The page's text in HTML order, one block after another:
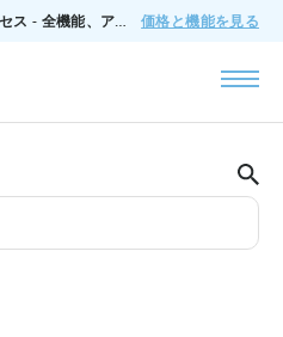
🔥月額$200でTenjinにフルアクセス - 全機能、アドオンなし、いつでもキャンセル可能。 価格と機能を見る